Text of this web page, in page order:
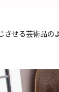
させる芸術品の